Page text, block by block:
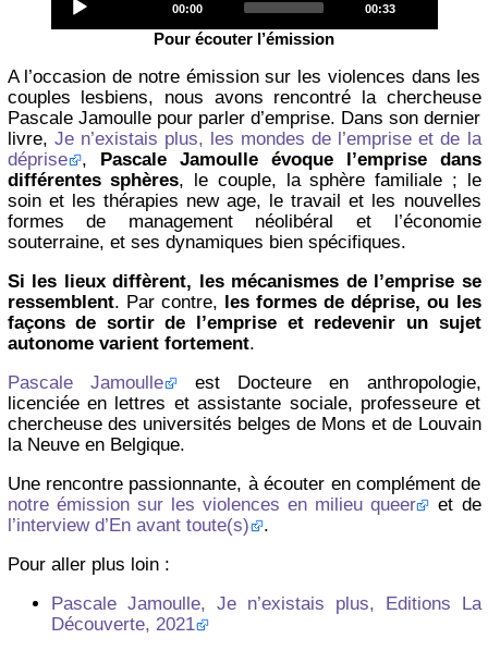
Player
Current
00:00
Total
00:33
Pour écouter l’émission
A l’occasion de notre émission sur les violences dans les
couples lesbiens, nous avons rencontré la chercheuse
Pascale Jamoulle pour parler d’emprise. Dans son dernier
livre, Je n’existais plus, les mondes de l’emprise et de la
déprise
,
Pascale Jamoulle évoque l’emprise dans
différentes sphères, le couple, la sphère familiale ; le
soin et les thérapies new age, le travail et les nouvelles
formes de management néolibéral et l’économie
souterraine, et ses dynamiques bien spécifiques.
Si les lieux diffèrent, les mécanismes de l’emprise se
ressemblent. Par contre,
les formes de déprise, ou les
façons de sortir de l’emprise et redevenir un sujet
autonome varient fortement.
Pascale Jamoulle
est Docteure en anthropologie,
licenciée en lettres et assistante sociale, professeure et
chercheuse des universités belges de Mons et de Louvain
la Neuve en Belgique.
Une rencontre passionnante, à écouter en complément de
notre émission sur les violences en milieu queer
et de
l’interview d’En avant toute(s)
.
Pour aller plus loin :
Pascale Jamoulle, Je n’existais plus, Editions La
Découverte, 2021